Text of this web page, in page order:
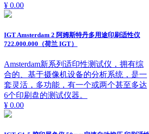
¥ 0.00
IGT Amsterdam 2 阿姆斯特丹多用途印刷适性仪
722.000.000（荷兰 IGT）
Amsterdam新系列适印性测试仪，拥有综
合的、基于摄像机设备的分析系统，是一
套灵活，多功能，有一个或两个甚至多达
6个印刷盘的测试仪器。
¥ 0.00